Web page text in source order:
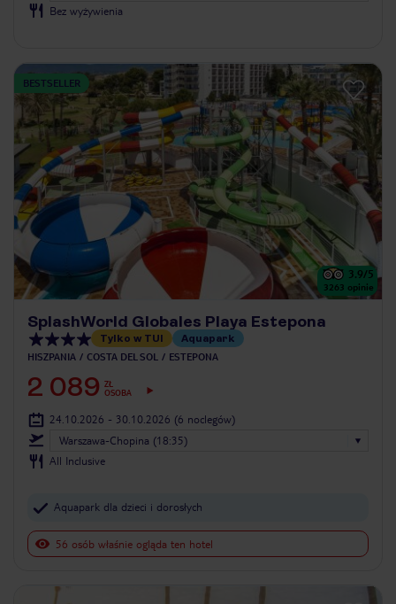
Bez wyżywienia
BESTSELLER
3.9/5
3263 opinie
SplashWorld Globales Playa Estepona
Tylko w TUI Aquapark
HISZPANIA COSTA DEL SOL ESTEPONA
2 089 ZŁ
OSOBA
24.10.2026 - 30.10.2026 (6 noclegów)
Warszawa-Chopina (18:35)
All Inclusive
Aquapark dla dzieci i dorosłych
56 osób właśnie ogląda ten hotel